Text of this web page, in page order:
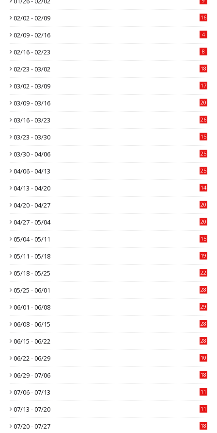
02/02 - 02/09 16
02/09 - 02/16 4
02/16 - 02/23 8
02/23 - 03/02 18
03/02 - 03/09 17
03/09 - 03/16 20
03/16 - 03/23 26
03/23 - 03/30 15
03/30 - 04/06 25
04/06 - 04/13 25
04/13 - 04/20 14
04/20 - 04/27 20
04/27 - 05/04 20
05/04 - 05/11 15
05/11 - 05/18 19
05/18 - 05/25 22
05/25 - 06/01 28
06/01 - 06/08 29
06/08 - 06/15 28
06/15 - 06/22 28
06/22 - 06/29 10
06/29 - 07/06 18
07/06 - 07/13 11
07/13 - 07/20 11
07/20 - 07/27 18